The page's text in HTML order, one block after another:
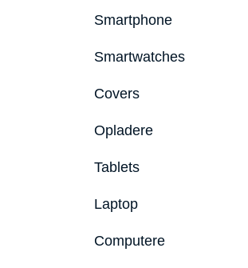
Smartphone
Smartwatches
Covers
Opladere
Tablets
Laptop
Computere